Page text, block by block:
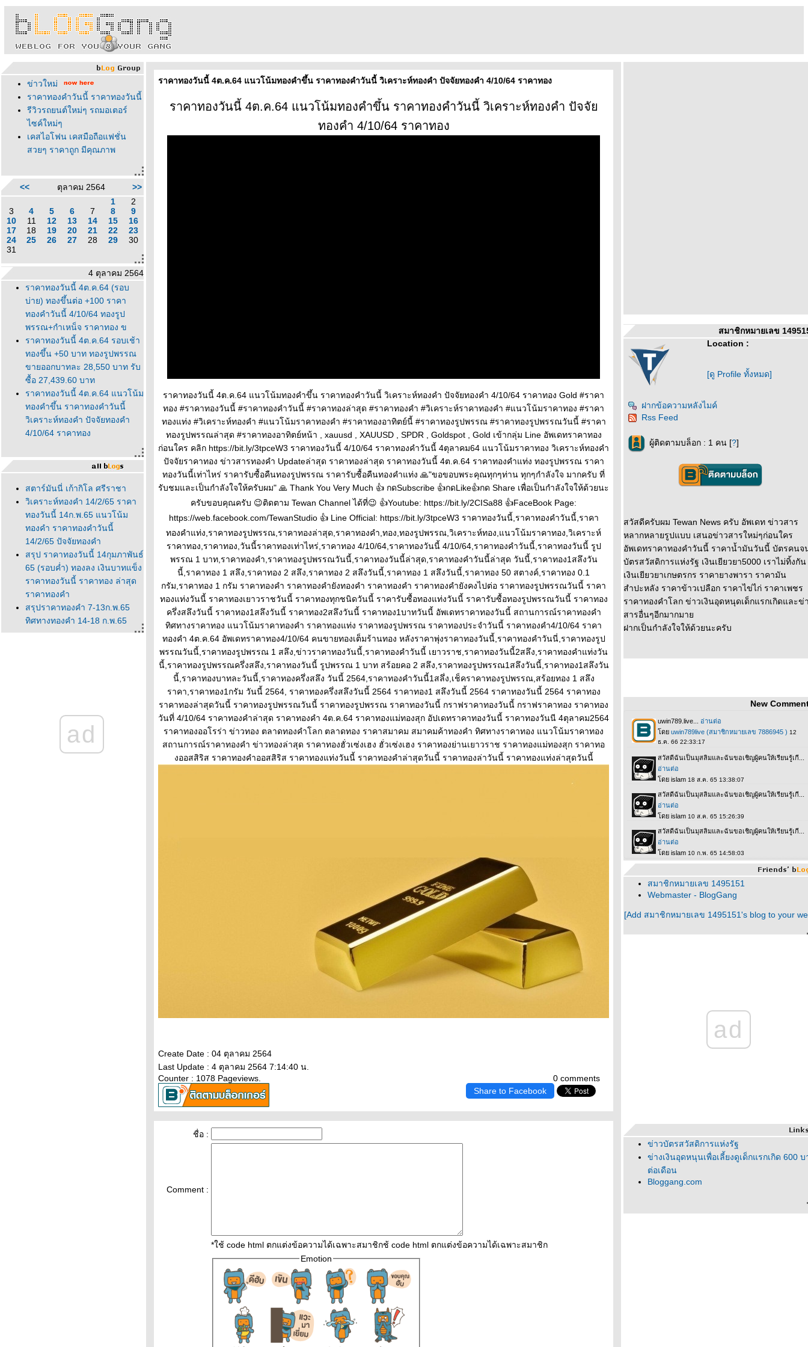
ข่าวใหม่
ราคาทองคำวันนี้ ราคาทองวันนี้
รีวิวรถยนต์ใหม่ๆ รถมอเตอร์
ไซค์ใหม่ๆ
เคสไอโฟน เคสมือถือแฟชั่น
สวยๆ ราคาถูก มีคุณภาพ
<< ตุลาคม 2564
>>
1
2
3
4 5 6 7 8
9
10
11 12 13 14 15
16
17
18 19 20 21 22
23
24
25 26 27 28 29
30
31
4 ตุลาคม 2564
ราคาทองวันนี้ 4ต.ค.64 (รอบ
บ่าย) ทองขึ้นต่อ +100 ราคา
ทองคำวันนี้ 4/10/64 ทองรูป
พรรณ+กำเหน็จ ราคาทอง ข
ราคาทองวันนี้ 4ต.ค.64 รอบเช้า
ทองขึ้น +50 บาท ทองรูปพรรณ
ขายออกบาทละ 28,550 บาท รับ
ซื้อ 27,439.60 บาท
ราคาทองวันนี้ 4ต.ค.64 แนวโน้ม
ทองคำขึ้น ราคาทองคำวันนี้
วิเคราะห์ทองคำ ปัจจัยทองคำ
4/10/64 ราคาทอง
สตาร์มันนี่ เก้ากิโล ศรีราชา
วิเคราะห์ทองคำ 14/2/65 ราคา
ทองวันนี้ 14ก.พ.65 แนวโน้ม
ทองคำ ราคาทองคำวันนี้
14/2/65 ปัจจัยทองคำ
สรุป ราคาทองวันนี้ 14กุมภาพันธ์
65 (รอบค่ำ) ทองลง เงินบาทแข็ง
ราคาทองวันนี้ ราคาทอง ล่าสุด
ราคาทองคำ
สรุปราคาทองคำ 7-13ก.พ.65
ทิศทางทองคำ 14-18 ก.พ.65
นวโน้มทองคำ ราคาทองวันนี้
ราคาทองคำวันนี้ 11/2/65
Updateล่าสุด ราคาทองวันนี้
11ก.พ.65 ราคาทองคำแท่ง ราคา
ทองรูปพรรณ+กำเหน็จ ราค
ad
ราคาทองวันนี้ 4ต.ค.64 แนวโน้มทองคำขึ้น ราคาทองคำวันนี้ วิเคราะห์ทองคำ ปัจจัยทองคำ 4/10/64 ราคาทอง
ราคาทองวันนี้ 4ต.ค.64 แนวโน้มทองคำขึ้น ราคาทองคำวันนี้ วิเคราะห์ทองคำ ปัจจั
ทองคำ 4/10/64 ราคาทอง
ราคาทองวันนี้ 4ต.ค.64 แนวโน้มทองคำขึ้น ราคาทองคำวันนี้ วิเคราะห์ทองคำ ปัจจัยทองคำ 4/10/64 ราคาทอง Gold #ราคา
ทอง #ราคาทองวันนี้ #ราคาทองคำวันนี้ #ราคาทองล่าสุด #ราคาทองคำ #วิเคราะห์ราคาทองคำ #แนวโน้มราคาทอง #ราคา
ทองแท่ง #วิเคราะห์ทองคำ #แนวโน้มราคาทองคำ #ราคาทองอาทิตย์นี้ #ราคาทองรูปพรรณ #ราคาทองรูปพรรณวันนี้ #ราคา
ทองรูปพรรณล่าสุด #ราคาทองอาทิตย์หน้า , xauusd , XAUUSD , SPDR , Goldspot , Gold เข้ากลุ่ม Line อัพเดทราคาทอง
ก่อนใคร คลิก https://bit.ly/3tpceW3 ราคาทองวันนี้ 4/10/64 ราคาทองคำวันนี้ 4ตุลาคม64 แนวโน้มราคาทอง วิเคราะห์ทองคำ
ปัจจัยราคาทอง ข่าวสารทองคำ Updateล่าสุด ราคาทองล่าสุด ราคาทองวันนี้ 4ต.ค.64 ราคาทองคำแท่ง ทองรูปพรรณ ราคา
ทองวันนี้เท่าไหร่ ราคารับซื้อคืนทองรูปพรรณ ราคารับซื้อคืนทองคำแท่ง 🙏"ขอขอบพระคุณทุกๆท่าน ทุกๆกำลังใจ มากครับ ที่
รับชมและเป็นกำลังใจให้ครับผม" 🙏 Thank You Very Much 👍 กดSubscribe 👍กดLike👍กด Share เพื่อเป็นกำลังใจให้ด้วยนะ
ครับขอบคุณครับ 😉ติดตาม Tewan Channel ได้ที่😉 👍Youtube: https://bit.ly/2CISa88 👍FaceBook Page:
https://web.facebook.com/TewanStudio 👍 Line Official: https://bit.ly/3tpceW3 ราคาทองวันนี้,ราคาทองคำวันนี้,ราคา
ทองคำแท่ง,ราคาทองรูปพรรณ,ราคาทองล่าสุด,ราคาทองคำ,ทอง,ทองรูปพรรณ,วิเคราะห์ทอง,แนวโน้มราคาทอง,วิเคราะห์
ราคาทอง,ราคาทอง,วันนี้ราคาทองเท่าไหร่,ราคาทอง 4/10/64,ราคาทองวันนี้ 4/10/64,ราคาทองคําวันนี้,ราคาทองวันนี้ รูป
พรรณ 1 บาท,ราคาทองคํา,ราคาทองรูปพรรณวันนี้,ราคาทองวันนี้ล่าสุด,ราคาทองคําวันนี้ล่าสุด วันนี้,ราคาทอง1สลึงวัน
นี้,ราคาทอง 1 สลึง,ราคาทอง 2 สลึง,ราคาทอง 2 สลึงวันนี้,ราคาทอง 1 สลึงวันนี้,ราคาทอง 50 สตางค์,ราคาทอง 0.1
กรัม,ราคาทอง 1 กรัม ราคาทองคำ ราคาทองคำยังทองคำ ราคาทองคำ ราคาทองคำยังคงไปต่อ ราคาทองรูปพรรณวันนี้ ราคา
ทองแท่งวันนี้ ราคาทองเยาวราชวันนี้ ราคาทองทุกชนิดวันนี้ ราคารับซื้อทองแท่งวันนี้ ราคารับซื้อทองรูปพรรณวันนี้ ราคาทอง
ครึ่งสลึงวันนี้ ราคาทอง1สลึงวันนี้ ราคาทอง2สลึงวันนี้ ราคาทอง1บาทวันนี้ อัพเดทราคาทองวันนี้ สถานการณ์ราคาทองคำ
ทิศทางราคาทอง แนวโน้มราคาทองคำ ราคาทองแท่ง ราคาทองรูปพรรณ ราคาทองประจำวันนี้ ราคาทองคำ4/10/64 ราคา
ทองคำ 4ต.ค.64 อัพเดทราคาทอง4/10/64 คนขายทองเต็มร้านทอง หลังราคาพุ่งราคาทองวันนี้,ราคาทองคำวันนี่,ราคาทองรูป
พรรณวันนี้,ราคาทองรูปพรรณ 1 สลึง,ข่าวราคาทองวันนี้,ราคาทองคําวันนี้ เยาวราช,ราคาทองวันนี้2สลึง,ราคาทองคําแท่งวัน
นี้,ราคาทองรูปพรรณครึ่งสลึง,ราคาทองวันนี้ รูปพรรณ 1 บาท สร้อยคอ 2 สลึง,ราคาทองรูปพรรณ1สลึงวันนี้,ราคาทอง1สลึงวัน
นี้,ราคาทองบาทละวันนี้,ราคาทองครึ่งสลึง วันนี้ 2564,ราคาทองคําวันนี้1สลึ่ง,เช็คราคาทองรูปพรรณ,สร้อยทอง 1 สลึง
ราคา,ราคาทอง1กรัม วันนี้ 2564, ราคาทองครึ่งสลึงวันนี้ 2564 ราคาทอง1 สลึงวันนี้ 2564 ราคาทองวันนี้ 2564 ราคาทอง
ราคาทองล่าสุดวันนี้ ราคาทองรูปพรรณวันนี้ ราคาทองรูปพรรณ ราคาทองวันนี้ กราฟราคาทองวันนี้ กราฟราคาทอง ราคาทอง
วันที่ 4/10/64 ราคาทองคำล่าสุด ราคาทองคำ 4ต.ค.64 ราคาทองแม่ทองสุก อัปเดทราคาทองวันนี้ ราคาทองวันนี 4ตุลาคม2564
ราคาทองออโรร่า ข่าวทอง ตลาดทองคำโลก ตลาดทอง ราคาสมาคม สมาคมค้าทองคำ ทิศทางราคาทอง แนวโน้มราคาทอง
สถานการณ์ราคาทองคำ ข่าวทองล่าสุด ราคาทองฮั่วเซ่งเฮง ฮั่วเซ่งเฮง ราคาทองย่านเยาวราช ราคาทองแม่ทองสุก ราคาทอ
งออสสิริส ราคาทองคำออสสิริส ราคาทองแท่งวันนี้ ราคาทองคำล่าสุดวันนี้ ราคาทองล่าวันนี้ ราคาทองแท่งล่าสุดวันนี้
Create Date : 04 ตุลาคม 2564
Last Update : 4 ตุลาคม 2564 7:14:40 น.
0 comments
Counter : 1078 Pageviews.
Share to Facebook
ชื่อ :
Comment :
*ใช้ code html ตกแต่งข้อความได้เฉพาะสมาชิกช้ code html ตกแต่งข้อความได้เฉพาะสมาชิก
Emotion
สมาชิกหมายเลข
Location :
[ดู Profile ทั้งหมด]
ฝากข้อความหลังไมค์
Rss Feed
ผู้ติดตามบล็อก : 1 คน [?]
สวัสดีครับผม Tewan News ครับ อัพเดท ข่าวสาร
หลากหลายรูปแบบ เสนอข่าวสารใหม่ๆก่อนใคร
อัพเดทราคาทองคำวันนี้ ราคาน้ำมันวันนี้ บัตรคนจ
บัตรสวัสดิการแห่งรัฐ เงินเยียวยา5000 เราไม่ทิ้งกัน
เงินเยียวยาเกษตรกร ราคายางพารา ราคามัน
สำปะหลัง ราคาข้าวเปลือก ราคาไข่ไก่ ราคาเพชร
ราคาทองคำโลก ข่าวเงินอุดหนุดเด็กแรกเกิดและข่
สารอื่นๆอีกมากมา
ฝากเป็นกำลังใจให้ด้วยนะครับ
New
สมาชิกหมายเลข 1495151
Webmaster - BlogGang
[Add สมาชิกหมายเลข 1495151's blog to your
ad
ข่าวบัตรสวัสดิการแห่งรัฐ
ข่างเงินอุดหนุนเพื่อเลี้ยงดูเด็กแรกเกิด 600 บ
ต่อเดือน
Bloggang.com